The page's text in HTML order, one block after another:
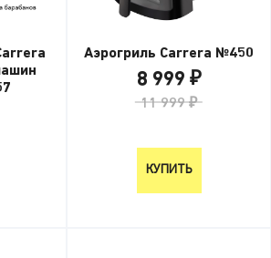
Аэрогриль Carrera №450
8 999 ₽
11 999 ₽
КУПИТЬ